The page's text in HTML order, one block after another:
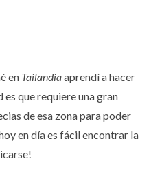
en Tailandiaaprendí a hacer
que requiere una gran
de esa zona para poder
en día es fácil encontrar la